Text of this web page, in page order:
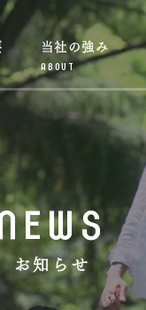
当社の強み
ABOUT
お知らせ